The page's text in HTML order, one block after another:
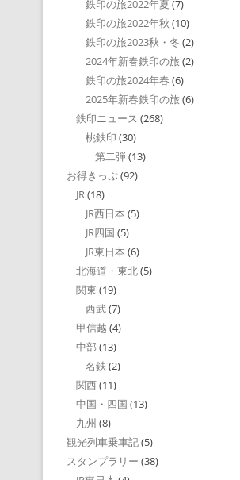
鉄印の旅2022年夏 (7)
鉄印の旅2022年秋 (10)
鉄印の旅2023秋・冬 (2)
2024年新春鉄印の旅 (2)
鉄印の旅2024年春 (6)
2025年新春鉄印の旅 (6)
鉄印ニュース (268)
桃鉄印 (30)
第二弾(13)
お得きっぷ(92)
JR(18)
JR西日本 (5)
JR四国 (5)
JR東日本 (6)
北海道・東北(5)
関東 (19)
西武(7)
甲信越 (4)
中部 (13)
名鉄 (2)
関西(11)
中国・四国 (13)
九州 (8)
観光列車乗車記(5)
スタンプラリー (38)